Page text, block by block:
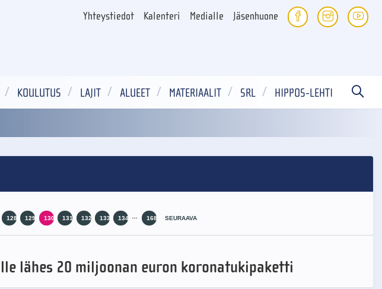
Yhteystiedot Kalenteri Medialle Jäsenhuone
KOULUTUS LAJIT ALUEET MATERIAALIT SRL HIPPOS-LEHTI
128 129 130 131 132 133 134 … 168 SEURAAVA
lähes 20 miljoonan euron koronatukipaketti